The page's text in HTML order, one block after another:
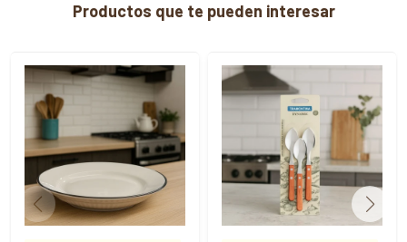
Productos que te pueden interesar